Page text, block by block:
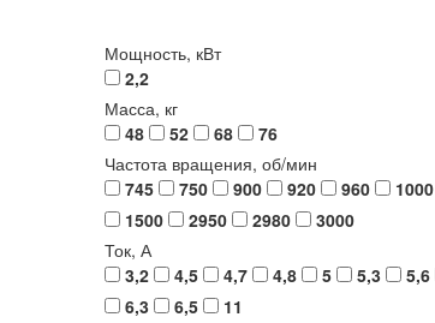
Мощность, кВт
2,2
Масса, кг
48
52 68
76
Частота вращения, об/мин
745
750 900 920 960 1000
1500
2950 2980
3000
Ток, А
3,2
4,5 4,7 4,8 5 5,3 5,6
6,3
6,5
11